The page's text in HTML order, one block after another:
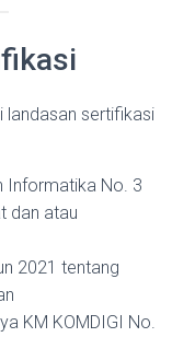
landasan sertifikasi
Informatika No. 3
dan atau
2021 tentang
KM KOMDIGI No.